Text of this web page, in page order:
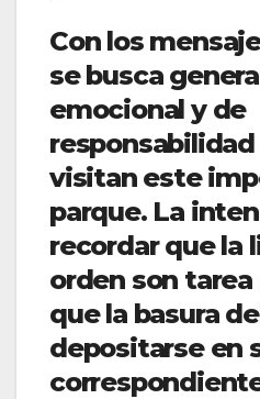
Con los
se busca
emocional y de
visitan este
parque. La
recordar que la
orden son
que la basura
depositarse en